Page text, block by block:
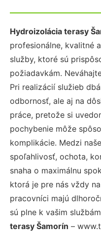
Hydroizolácia terasy
profesionálne, kvalitné
služby, ktoré sú
požiadavkám.
Pri realizácií služieb
odbornosť, ale aj na
práce, pretože si
pochybenie môže
komplikácie. Medzi
spoľahlivosť, ochota,
snaha o maximálnu
ktorá je pre nás vždy
pracovníci majú
sú plne k vašim
terasy Šamorín –